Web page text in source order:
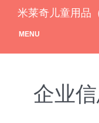
米莱奇儿童用品
MENU
企业